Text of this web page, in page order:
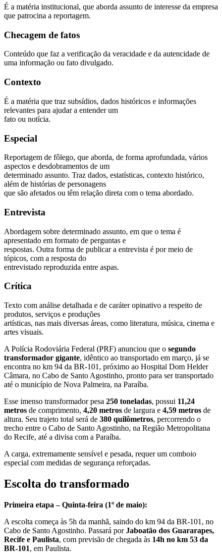
É a matéria institucional, que aborda assunto de interesse da empresa
que patrocina a reportagem.
Checagem de fatos
Conteúdo que faz a verificação da veracidade e da autencidade de
uma informação ou fato divulgado.
Contexto
É a matéria que traz subsídios, dados históricos e informações
relevantes para ajudar a entender um
fato ou notícia.
Especial
Reportagem de fôlego, que aborda, de forma aprofundada, vários
aspectos e desdobramentos de um
determinado assunto. Traz dados, estatísticas, contexto histórico,
além de histórias de personagens
que são afetados ou têm relação direta com o tema abordado.
Entrevista
Abordagem sobre determinado assunto, em que o tema é
apresentado em formato de perguntas e
respostas. Outra forma de publicar a entrevista é por meio de
tópicos, com a resposta do
entrevistado reproduzida entre aspas.
Crítica
Texto com análise detalhada e de caráter opinativo a respeito de
produtos, serviços e produções
artísticas, nas mais diversas áreas, como literatura, música, cinema e
artes visuais.
A Polícia Rodoviária Federal (PRF) anunciou que o segundo
transformador gigante, idêntico ao transportado em março, já se
encontra no km 94 da BR-101, próximo ao Hospital Dom Helder
Câmara, no Cabo de Santo Agostinho, pronto para ser transportado
até o município de Nova Palmeira, na Paraíba.
Esse imenso transformador pesa 250 toneladas, possui 11,24
metros de comprimento, 4,20 metros de largura e 4,59 metros de
altura. Seu trajeto total será de 380 quilômetros, percorrendo o
trecho entre o Cabo de Santo Agostinho, na Região Metropolitana
do Recife, até a divisa com a Paraíba.
A carga, extremamente sensível e pesada, requer um comboio
especial com medidas de segurança reforçadas.
Escolta do transformado
Primeira etapa – Quinta-feira (1º de maio):
A escolta começa às 5h da manhã, saindo do km 94 da BR-101, no
Cabo de Santo Agostinho. Passará porJaboatão dos Guararapes,
Recife e Paulista, com previsão de chegada às 14h no km 53 da
BR-101, em Paulista.